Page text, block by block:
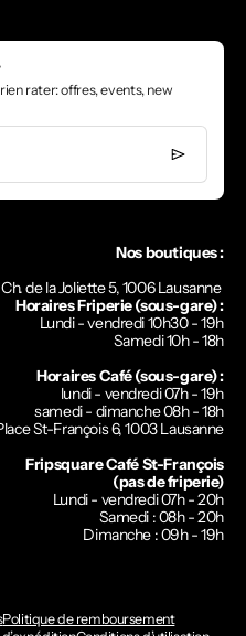
rater: offres, events, new
Nos boutiques :
Ch. de la Joliette 5, 1006 Lausanne
Horaires Friperie (sous-gare) :
Lundi - vendredi 10h30 - 19h
Samedi 10h - 18h
Horaires Café (sous-gare) :
lundi - vendredi 07h - 19h
samedi - dimanche 08h - 18h
St-François 6, 1003 Lausanne
Fripsquare Café St-François
(pas de friperie)
Lundi - vendredi 07h - 20h
Samedi : 08h - 20h
Dimanche : 09h - 19h
Politique de remboursement